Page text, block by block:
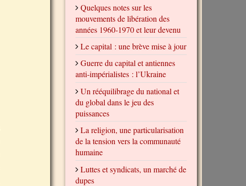
Quelques notes sur les
mouvements de libération des
années 1960-1970 et leur devenu
Le capital : une brève mise à jour
Guerre du capital et antiennes
anti-impérialistes : l’Ukraine
Un rééquilibrage du national et
du global dans le jeu des
puissances
La religion, une particularisation
de la tension vers la communauté
humaine
Luttes et syndicats, un marché de
dupes